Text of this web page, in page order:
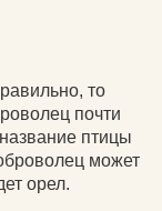
то
почти
птицы
может
орел.